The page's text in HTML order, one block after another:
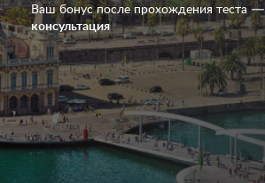
Ваш бонус после прохождения теста —
консультация